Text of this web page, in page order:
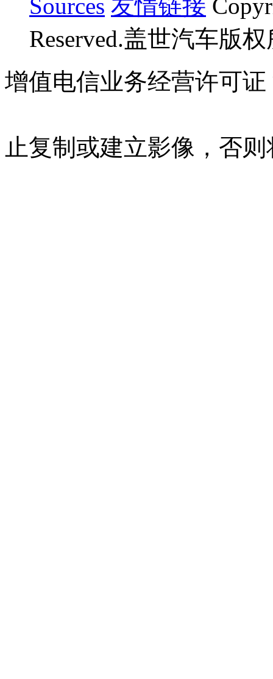
Sources 友情链接
Reserved.盖世汽车版
增值电信业务经营许可证
止复制或建立影像，否